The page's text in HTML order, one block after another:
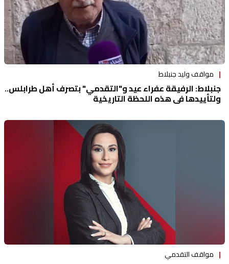
مواقف وليد جنبلاط
جنبلاط: الرفيقة عفراء عيد و"التقدمي" بتصرف أهل طرابلس..
ولتأييدها في هذه اللحظة التاريخية
مواقف التقدمي